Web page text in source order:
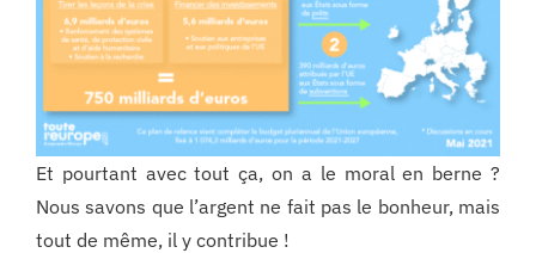
Et pourtant avec tout ça, on a le moral en berne ?
Nous savons que l’argent ne fait pas le bonheur, mais
tout de même, il y contribue !